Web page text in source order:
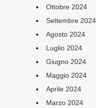
Ottobre 2024
Settembre 2024
Agosto 2024
Luglio 2024
Giugno 2024
Maggio 2024
Aprile 2024
Marzo 2024